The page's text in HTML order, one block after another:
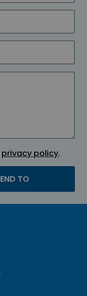
privacy policy.